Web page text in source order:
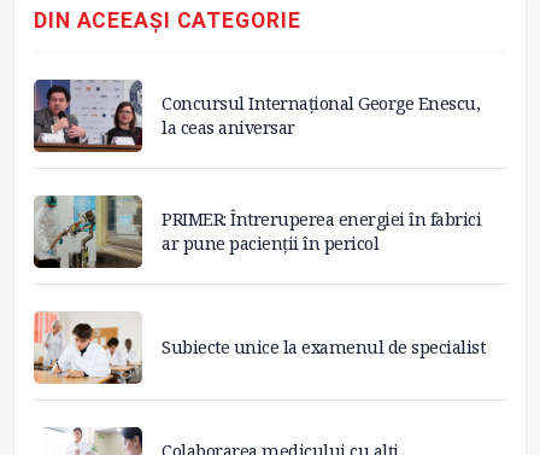
DIN ACEEAȘI CATEGORIE
Concursul Internațional George Enescu,
la ceas aniversar
PRIMER: Întreruperea energiei în fabrici
ar pune pacienții în pericol
Subiecte unice la examenul de specialist
Colaborarea medicului cu alți